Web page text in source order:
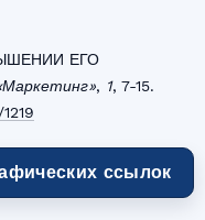
ЕГО
, 1, 7-15.
ссылок